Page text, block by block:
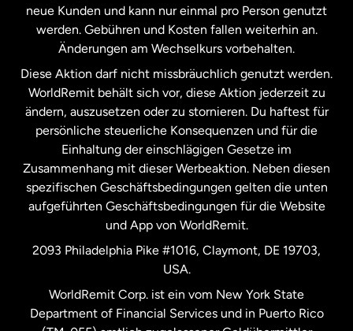
Neuseeland
Niederlande
Schweden
Spanien
Vereinigte Staaten English
Vereinigte Staaten
neue Kunden und kann nur einmal pro Person genutzt
werden. Gebühren und Kosten fallen weiterhin an.
Änderungen am Wechselkurs vorbehalten.
Diese Aktion darf nicht missbräuchlich genutzt werden.
WorldRemit behält sich vor, diese Aktion jederzeit zu
ändern, auszusetzen oder zu stornieren. Du haftest für
persönliche steuerliche Konsequenzen und für die
Einhaltung der einschlägigen Gesetze im
Zusammenhang mit dieser Werbeaktion. Neben diesen
spezifischen Geschäftsbedingungen gelten die unten
aufgeführten Geschäftsbedingungen für die Website
und App von WorldRemit.
2093 Philadelphia Pike #1016, Claymont, DE 19703,
USA.
WorldRemit Corp. ist ein vom New York State
Department of Financial Services und in Puerto Rico